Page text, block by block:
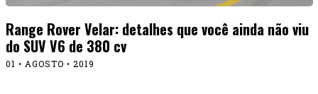
Range Rover Velar: detalhes que você ainda não viu
do SUV V6 de 380 cv
01 • AGOSTO • 2019